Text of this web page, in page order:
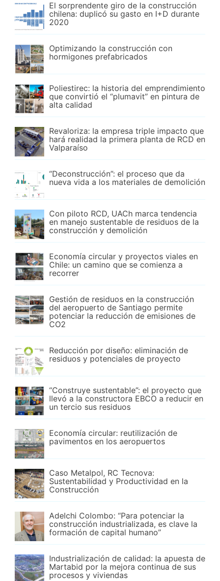
El sorprendente giro de la construcción
chilena: duplicó su gasto en I+D durante
2020
Optimizando la construcción con
hormigones prefabricados
Poliestirec: la historia del emprendimiento
que convirtió el “plumavit” en pintura de
alta calidad
Revaloriza: la empresa triple impacto que
hará realidad la primera planta de RCD en
Valparaíso
“Deconstrucción”: el proceso que da
nueva vida a los materiales de demolición
Con piloto RCD, UACh marca tendencia
en manejo sustentable de residuos de la
construcción y demolición
Economía circular y proyectos viales en
Chile: un camino que se comienza a
recorrer
Gestión de residuos en la construcción
del aeropuerto de Santiago permite
potenciar la reducción de emisiones de
CO2
Reducción por diseño: eliminación de
residuos y potenciales de proyecto
“Construye sustentable”: el proyecto que
llevó a la constructora EBCO a reducir en
un tercio sus residuos
Economía circular: reutilización de
pavimentos en los aeropuertos
Caso Metalpol, RC Tecnova:
Sustentabilidad y Productividad en la
Construcción
Adelchi Colombo: “Para potenciar la
construcción industrializada, es clave la
formación de capital humano”
Industrialización de calidad: la apuesta de
Martabid por la mejora continua de sus
procesos y viviendas